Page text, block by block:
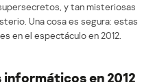
y tan misteriosas
Una cosa es segura: estas
en el espectáculo en 2012.
en 2012